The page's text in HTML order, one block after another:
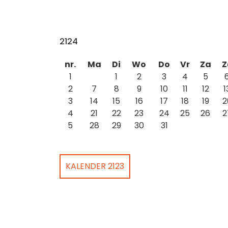
2124
nr.
Ma Di Wo Do Vr Za
1
1 2 3 4 5
2
7 8 9 10 11 12
3
14 15 16 17 18 19
4
21 22 23 24 25 26
5
28 29 30 31
KALENDER 2123